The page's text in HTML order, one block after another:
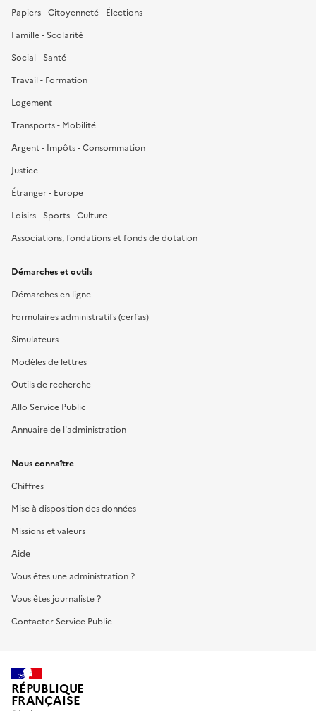
Papiers - Citoyenneté - Élections
Famille - Scolarité
Social - Santé
Travail - Formation
Logement
Transports - Mobilité
Argent - Impôts - Consommation
Justice
Étranger - Europe
Loisirs - Sports - Culture
Associations, fondations et fonds de dotation
Démarches et outils
Démarches en ligne
Formulaires administratifs (cerfas)
Simulateurs
Modèles de lettres
Outils de recherche
Allo Service Public
Annuaire de l'administration
Nous connaître
Chiffres
Mise à disposition des données
Missions et valeurs
Aide
Vous êtes une administration ?
Vous êtes journaliste ?
Contacter Service Public
RÉPUBLIQUE
FRANÇAISE